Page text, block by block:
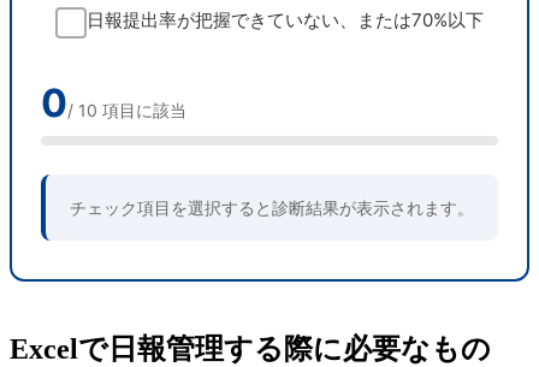
日報提出率が把握できていない、または70%以下
0/ 10 項目に該当
チェック項目を選択すると診断結果が表示されます。
Excelで日報管理する際に必要なもの